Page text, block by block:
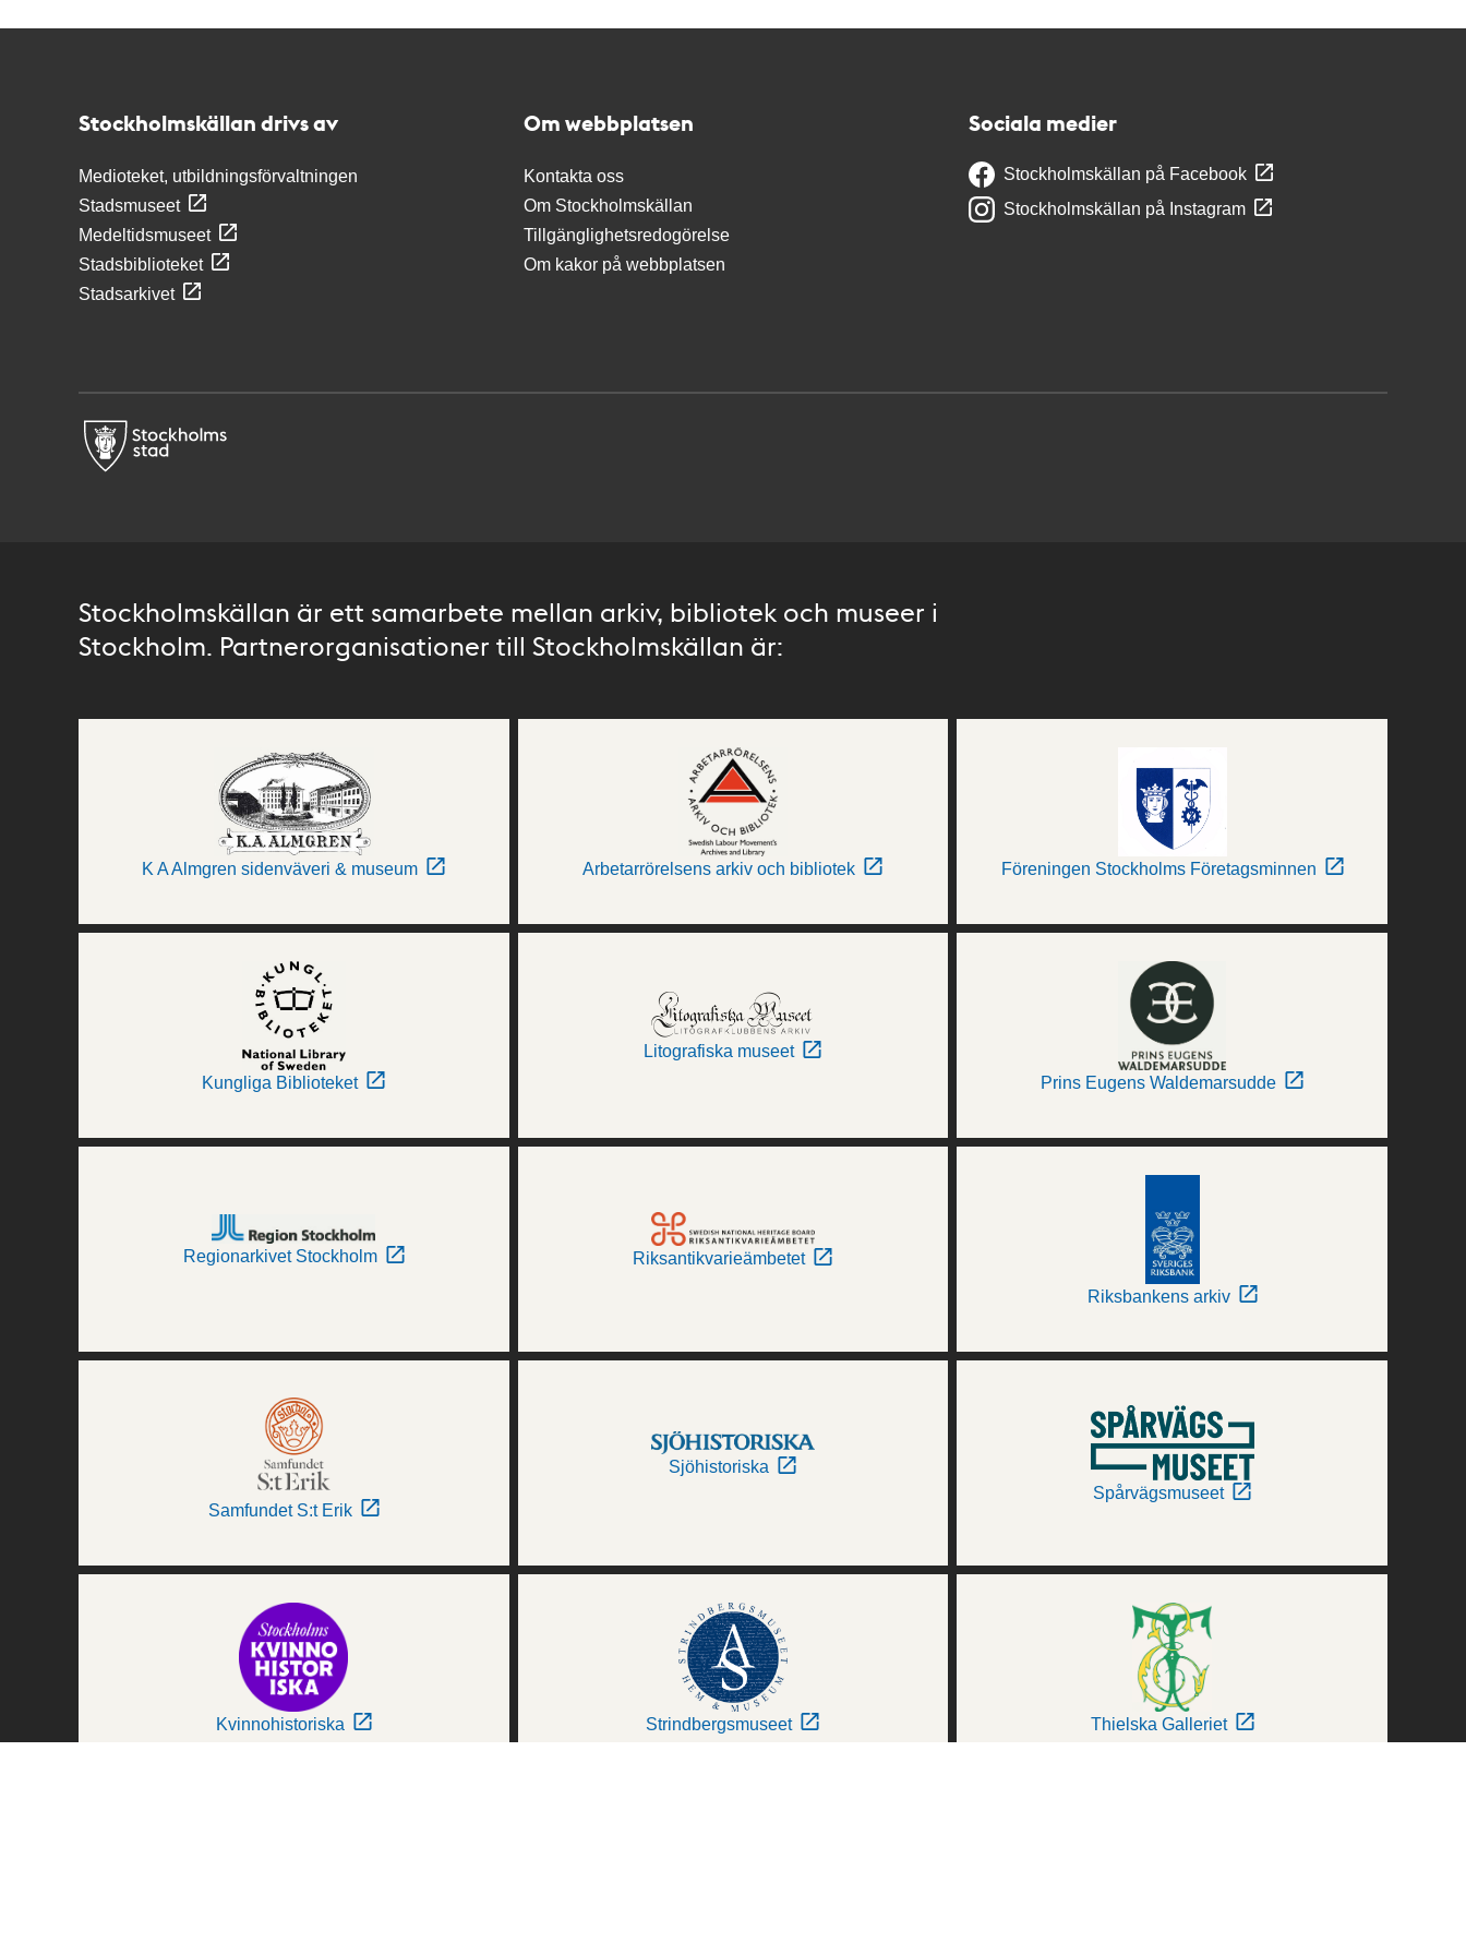
Stockholmskällan drivs av
Medioteket, utbildningsförvaltningen
Stadsmuseet
Medeltidsmuseet
Stadsbiblioteket
Stadsarkivet
Om webbplatsen
Kontakta oss
Om Stockholmskällan
Tillgänglighetsredogörelse
Om kakor på webbplatsen
Sociala medier
Stockholmskällan på Facebook
Stockholmskällan på Instagram
Stockholmskällan är ett samarbete mellan arkiv, bibliotek och museer i
Stockholm. Partnerorganisationer till Stockholmskällan är:
K A Almgren sidenväveri & museum Arbetarrörelsens arkiv och bibliotek Föreningen Stockholms Företagsminnen
Kungliga Biblioteket
Litografiska museet
Prins Eugens Waldemarsudde
Regionarkivet Stockholm Riksantikvarieämbetet
Riksbankens arkiv
Samfundet S:t Erik
Sjöhistoriska
Spårvägsmuseet
Kvinnohistoriska Strindbergsmuseet Thielska Galleriet